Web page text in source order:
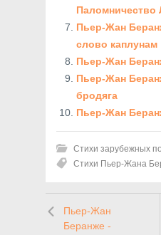
Паломничество
Пьер-Жан
слово каплунам
Пьер-Жан
Пьер-Жан
бродяга
Пьер-Жан
Стихи зарубежных
Стихи Пьер-Жана
Пьер-Жан
Беранже -